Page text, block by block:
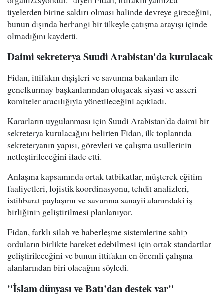
üyelerden birine saldırı olması halinde devreye gireceğini,
bunun dışında herhangi bir ülkeyle çatışma arayışı içinde
olmadığını kaydetti.
Daimi sekreterya Suudi Arabistan'da kurulacak
Fidan, ittifakın dışişleri ve savunma bakanları ile
genelkurmay başkanlarından oluşacak siyasi ve askeri
komiteler aracılığıyla yönetileceğini açıkladı.
Kararların uygulanması için Suudi Arabistan'da daimi bir
sekreterya kurulacağını belirten Fidan, ilk toplantıda
sekreteryanın yapısı, görevleri ve çalışma usullerinin
netleştirileceğini ifade etti.
Anlaşma kapsamında ortak tatbikatlar, müşterek eğitim
faaliyetleri, lojistik koordinasyonu, tehdit analizleri,
istihbarat paylaşımı ve savunma sanayii alanındaki iş
birliğinin geliştirilmesi planlanıyor.
Fidan, farklı silah ve haberleşme sistemlerine sahip
orduların birlikte hareket edebilmesi için ortak standartlar
geliştirileceğini ve bunun ittifakın en önemli çalışma
alanlarından biri olacağını söyledi.
"İslam dünyası ve Batı'dan destek var"